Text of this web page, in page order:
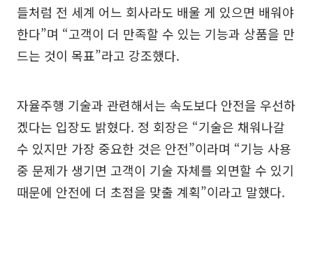
들처럼 전 세계 어느 회사라도 배울 게 있으면 배워야
한다”며 “고객이 더 만족할 수 있는 기능과 상품을 만
드는 것이 목표”라고 강조했다.
자율주행 기술과 관련해서는 속도보다 안전을 우선하
겠다는 입장도 밝혔다. 정 회장은 “기술은 채워나갈
수 있지만 가장 중요한 것은 안전”이라며 “기능 사용
중 문제가 생기면 고객이 기술 자체를 외면할 수 있기
때문에 안전에 더 초점을 맞출 계획”이라고 말했다.